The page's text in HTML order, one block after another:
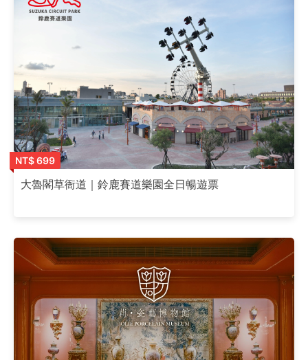
NT$ 699
大魯閣草衙道｜鈴鹿賽道樂園全日暢遊票